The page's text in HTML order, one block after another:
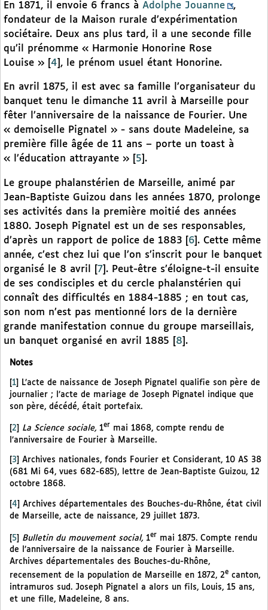
En 1871, il envoie 6 francs à Adolphe Jouanne
,
fondateur de la Maison rurale d’expérimentation
sociétaire. Deux ans plus tard, il a une seconde fille
qu’il prénomme « Harmonie Honorine Rose
Louise »
4 , le prénom usuel étant Honorine.
En avril 1875, il est avec sa famille l’organisateur du
banquet tenu le dimanche 11 avril à Marseille pour
fêter l’anniversaire de la naissance de Fourier. Une
« demoiselle Pignatel » - sans doute Madeleine, sa
première fille âgée de 11 ans – porte un toast à
« l’éducation attrayante »
5 .
Le groupe phalanstérien de Marseille, animé par
Jean-Baptiste Guizou dans les années 1870, prolonge
ses activités dans la première moitié des années
1880. Joseph Pignatel est un de ses responsables,
d’après un rapport de police de 1883
6 . Cette même
année, c’est chez lui que l’on s’inscrit pour le banquet
organisé le 8 avril
7 . Peut-être s’éloigne-t-il ensuite
de ses condisciples et du cercle phalanstérien qui
connaît des difficultés en 1884-1885 ; en tout cas,
son nom n’est pas mentionné lors de la dernière
grande manifestation connue du groupe marseillais,
un banquet organisé en avril 1885
8 .
Notes
[1]
L’acte de naissance de Joseph Pignatel qualifie son père de
journalier ; l’acte de mariage de Joseph Pignatel indique que
son père, décédé, était portefaix.
[2] La Science sociale, 1er mai 1868, compte rendu de
l’anniversaire de Fourier à Marseille.
3
Archives nationales, fonds Fourier et Considerant, 10 AS 38
(681 Mi 64, vues 682-685), lettre de Jean-Baptiste Guizou, 12
octobre 1868.
4
Archives départementales des Bouches-du-Rhône, état civil
de Marseille, acte de naissance, 29 juillet 1873.
[5] Bulletin du mouvement social, 1er mai 1875. Compte rendu
de l’anniversaire de la naissance de Fourier à Marseille.
Archives départementales des Bouches-du-Rhône,
recensement de la population de Marseille en 1872, 2e canton,
intramuros sud. Joseph Pignatel a alors un fils, Louis, 15 ans,
et une fille, Madeleine, 8 ans.